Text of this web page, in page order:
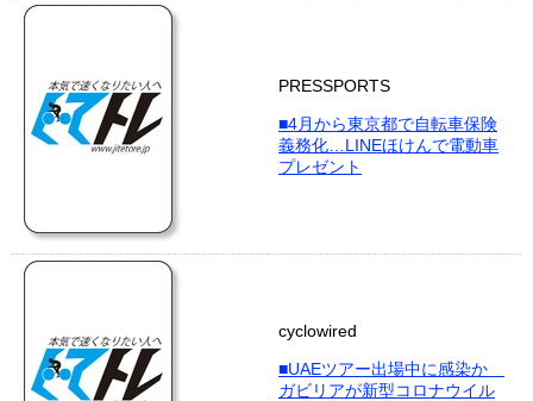
PRESSPORTS
■4月から東京都で自転車保険
義務化…LINEほけんで電動車
プレゼント
cyclowired
■UAEツアー出場中に感染か
ガビリアが新型コロナウイル